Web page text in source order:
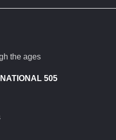
the ages
505